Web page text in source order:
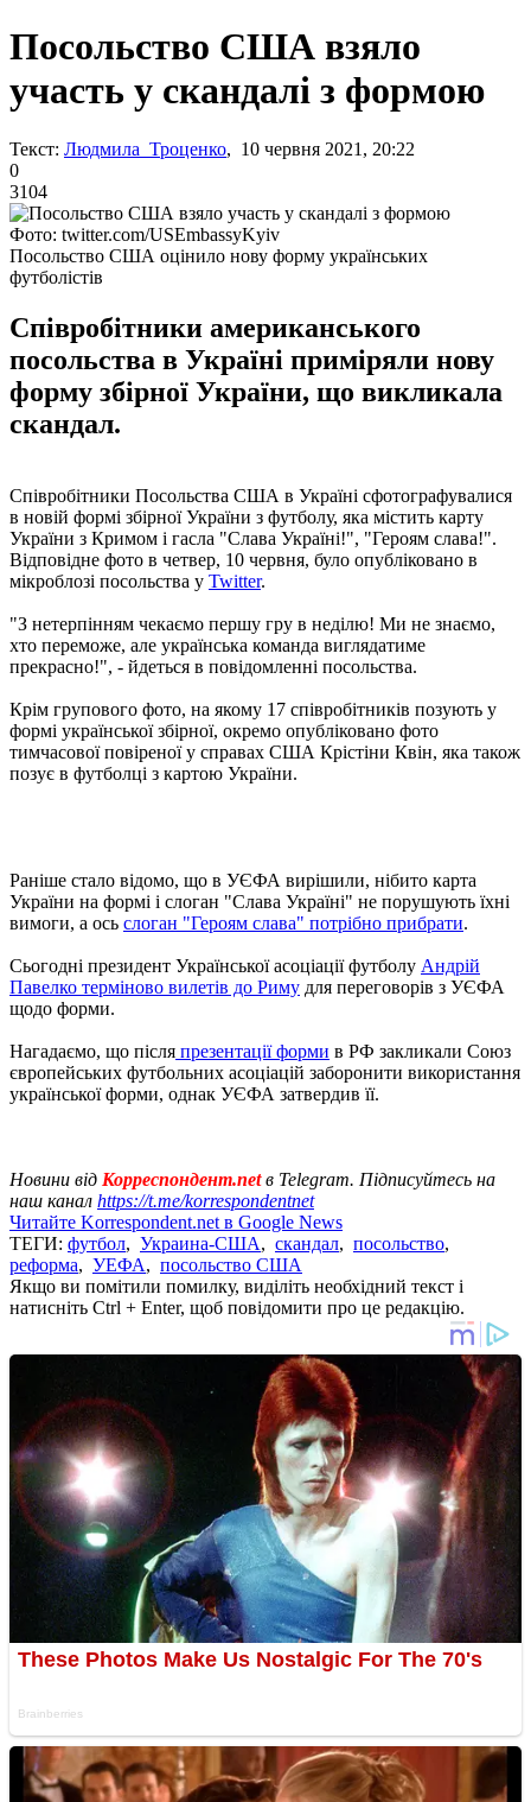
Посольство США взяло
участь у скандалі з формою
Текст: Людмила Троценко, 10 червня 2021, 20:22
0
3104
Фото: twitter.com/USEmbassyKyiv
Посольство США оцінило нову форму українських
футболістів
Співробітники американського
посольства в Україні приміряли нову
форму збірної України, що викликала
скандал.
Співробітники Посольства США в Україні сфотографувалися
в новій формі збірної України з футболу, яка містить карту
України з Кримом і гасла "Слава Україні!", "Героям слава!".
Відповідне фото в четвер, 10 червня, було опубліковано в
мікроблозі посольства у Twitter.
"З нетерпінням чекаємо першу гру в неділю! Ми не знаємо,
хто переможе, але українська команда виглядатиме
прекрасно!", - йдеться в повідомленні посольства.
Крім групового фото, на якому 17 співробітників позують у
формі української збірної, окремо опубліковано фото
тимчасової повіреної у справах США Крістіни Квін, яка також
позує в футболці з картою України.
Раніше стало відомо, що в УЄФА вирішили, нібито карта
України на формі і слоган "Слава Україні" не порушують їхні
вимоги, а ось слоган "Героям слава" потрібно прибрати.
Сьогодні президент Української асоціації футболу Андрій
Павелко терміново вилетів до Риму для переговорів з УЄФА
щодо форми.
Нагадаємо, що після презентації форми в РФ закликали Союз
європейських футбольних асоціацій заборонити використання
української форми, однак УЄФА затвердив її.
Новини від Корреспондент.netв Telegram. Підписуйтесь на
наш канал https://t.me/korrespondentnet
Читайте Korrespondent.net в Google News
ТЕГИ: футбол, Украина-США, скандал, посольство,
реформа, УЕФА, посольство США
Якщо ви помітили помилку, виділіть необхідний текст і
натисніть Ctrl + Enter, щоб повідомити про це редакцію.